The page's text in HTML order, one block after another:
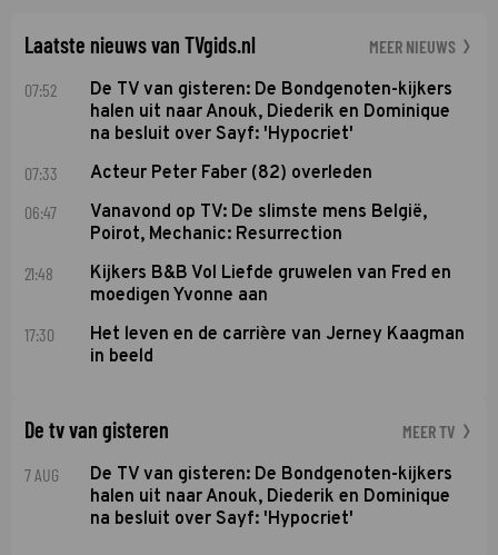
Laatste nieuws van TVgids.nl MEER NIEUWS
07:52
De TV van gisteren: De Bondgenoten-kijkers
halen uit naar Anouk, Diederik en Dominique
na besluit over Sayf: 'Hypocriet'
07:33 Acteur Peter Faber (82) overleden
06:47
Vanavond op TV: De slimste mens België,
Poirot, Mechanic: Resurrection
21:48
Kijkers B&B Vol Liefde gruwelen van Fred en
moedigen Yvonne aan
17:30
Het leven en de carrière van Jerney Kaagman
in beeld
De tv van gisteren MEER TV
7 AUG
De TV van gisteren: De Bondgenoten-kijkers
halen uit naar Anouk, Diederik en Dominique
na besluit over Sayf: 'Hypocriet'